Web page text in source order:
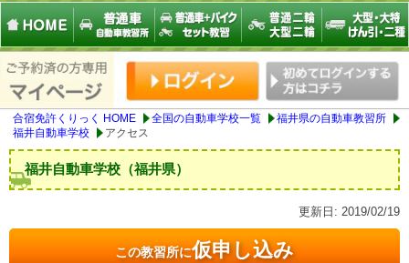
合宿免許くりっく HOME 全国の自動車学校一覧
福井県の自動車教習所
福井自動車学校
アクセス
福井自動車学校（福井県）
更新日: 2019/02/19
この教習所に仮申し込み